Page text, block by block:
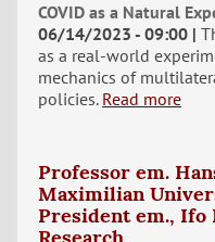
COVID as a Natural
06/14/2023 - 09:00
as a real-world
mechanics of
policies. Read more
Professor em.
Maximilian
President em.,